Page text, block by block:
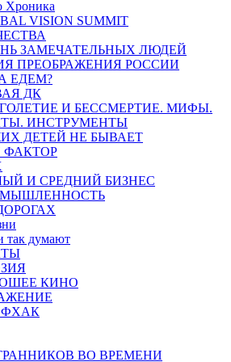
Хроника
VISION SUMMIT
ЗАМЕЧАТЕЛЬНЫХ ЛЮДЕЙ
ПРЕОБРАЖЕНИЯ РОССИИ
ЕДЕМ?
ДК
И БЕССМЕРТИЕ. МИФЫ.
ИНСТРУМЕНТЫ
ДЕТЕЙ НЕ БЫВАЕТ
ФАКТОР
И СРЕДНИЙ БИЗНЕС
так думают
КИНО
ВО ВРЕМЕНИ